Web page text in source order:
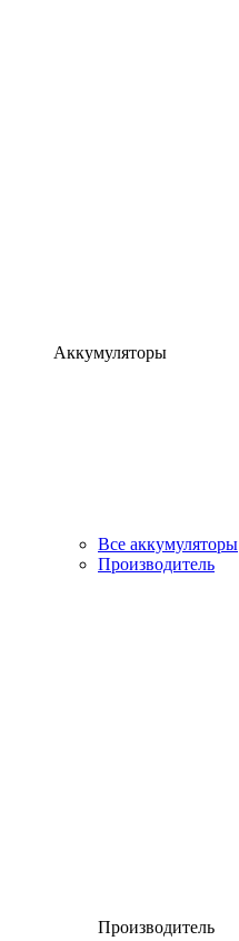
Аккумуляторы
Все аккумуляторы
Производитель
Производитель